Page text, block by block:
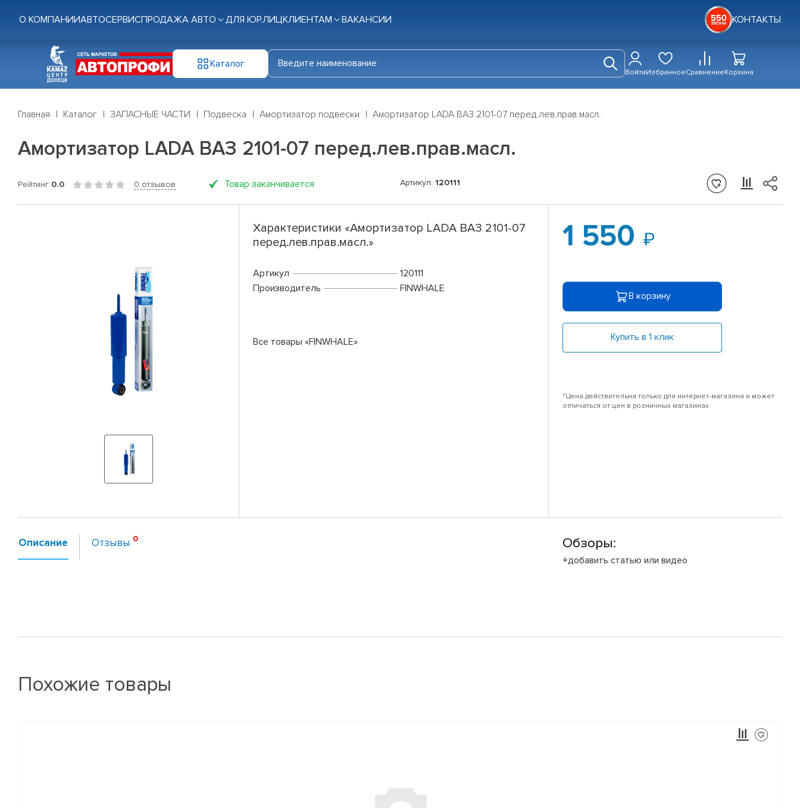
О КОМПАНИИАВТОСЕРВИСПРОДАЖА АВТО ДЛЯ ЮР.ЛИЦКЛИЕНТАМ ВАКАНСИИ КОНТАКТЫ
Каталог
ВойтиИзбранноеСравнениеКорзина
Главная Каталог ЗАПАСНЫЕ ЧАСТИ Подвеска Амортизатор подвески Амортизатор LADA ВАЗ 2101-07 перед.лев.прав.масл.
Амортизатор LADA ВАЗ 2101-07 перед.лев.прав.масл.
Рейтинг 0.0 0 отзывов Товар заканчивается Артикул: 120111
Характеристики «Амортизатор LADA ВАЗ 2101-07
перед.лев.прав.масл.»
Артикул
120111
Производитель
FINWHALE
Все товары «FINWHALE»
1 550
В корзину
Купить в 1 клик
*Цена действительна только для интернет-магазина и может
отличаться от цен в розничных магазинах
Описание Отзывы Обзоры:
+добавить статью или видео
Похожие товары